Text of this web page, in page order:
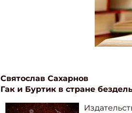
Святослав Сахарнов
Гак и Буртик в стране